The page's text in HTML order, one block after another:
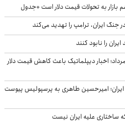
به تحولات قیمت دلار است +جدول
جنگ ایران، ترامپ را تهدید می‌کند
را نابود کنند
وضعیت بازار ارز فردا یکشنبه ۱۸ مرداد؛ اخبار دیپلماتیک باعث کاهش قیمت دلار
ایران؛ امیرحسین طاهری به پرسپولیس پیوست
ساختاری علیه ایران نیست